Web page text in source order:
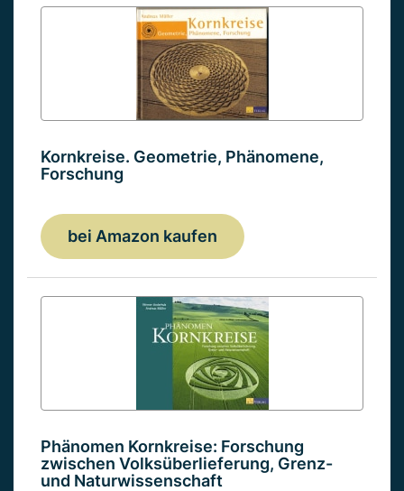
Kornkreise. Geometrie, Phänomene,
Forschung
bei Amazon kaufen
Phänomen Kornkreise: Forschung
zwischen Volksüberlieferung, Grenz-
und Naturwissenschaft